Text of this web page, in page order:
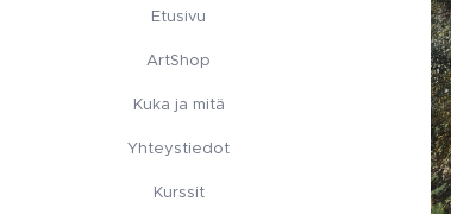
Etusivu
ArtShop
Kuka ja mitä
Yhteystiedot
Kurssit